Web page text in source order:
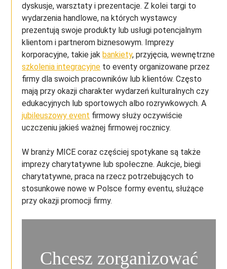
dyskusje, warsztaty i prezentacje. Z kolei targi to
wydarzenia handlowe, na których wystawcy
prezentują swoje produkty lub usługi potencjalnym
klientom i partnerom biznesowym. Imprezy
korporacyjne, takie jakbankiety, przyjęcia, wewnętrzne
szkolenia integracyjne to eventy organizowane przez
firmy dla swoich pracowników lub klientów. Często
mają przy okazji charakter wydarzeń kulturalnych czy
edukacyjnych lub sportowych albo rozrywkowych. A
jubileuszowy event firmowy służy oczywiście
uczczeniu jakieś ważnej firmowej rocznicy.
W branży MICE coraz częściej spotykane są także
imprezy charytatywne lub społeczne. Aukcje, biegi
charytatywne, praca na rzecz potrzebujących to
stosunkowe nowe w Polsce formy eventu, służące
przy okazji promocji firmy.
Chcesz zorganizować